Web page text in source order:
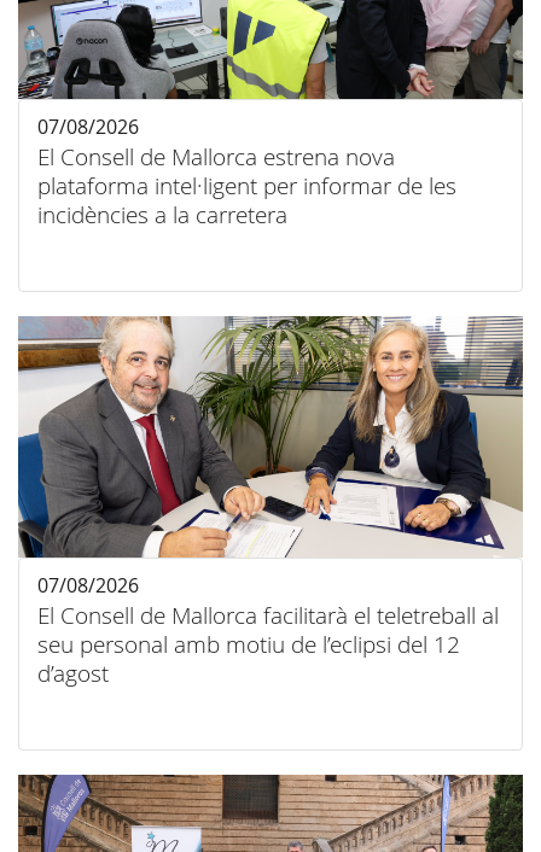
El Consell de Mallorca estrena nova
plataforma intel·ligent per informar de les
incidències a la carretera
07/08/2026
El Consell de Mallorca facilitarà el teletreball al
seu personal amb motiu de l’eclipsi del 12
d’agost
07/08/2026